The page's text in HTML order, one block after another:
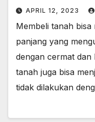
APRIL 12, 2023
Membeli tanah bisa
panjang yang
dengan cermat dan
tanah juga bisa
tidak dilakukan